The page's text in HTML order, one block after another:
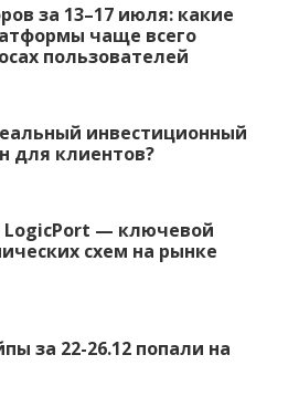
за 13–17 июля: какие
чаще всего
пользователей
инвестиционный
для клиентов?
— ключевой
схем на рынке
за 22-26.12 попали на